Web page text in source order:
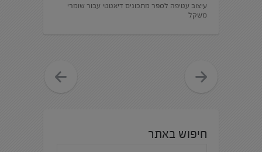
עיצוב עטיפה לספר מתכונים דיאטטי עבור שומרי
משקל
חיפוש באתר